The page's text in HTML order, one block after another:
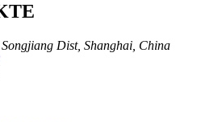
Dist, Shanghai, China